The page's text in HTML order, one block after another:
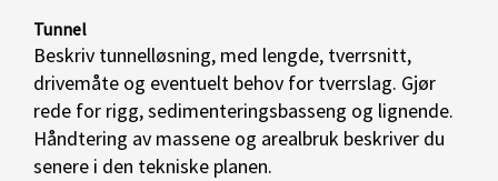
Tunnel
Beskriv tunnelløsning, med lengde, tverrsnitt,
drivemåte og eventuelt behov for tverrslag. Gjør
rede for rigg, sedimenteringsbasseng og lignende.
Håndtering av massene og arealbruk beskriver du
senere i den tekniske planen.